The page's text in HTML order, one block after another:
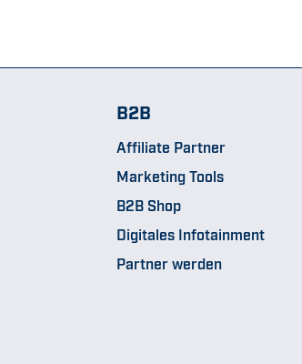
B2B
Affiliate Partner
Marketing Tools
B2B Shop
Digitales Infotainment
Partner werden